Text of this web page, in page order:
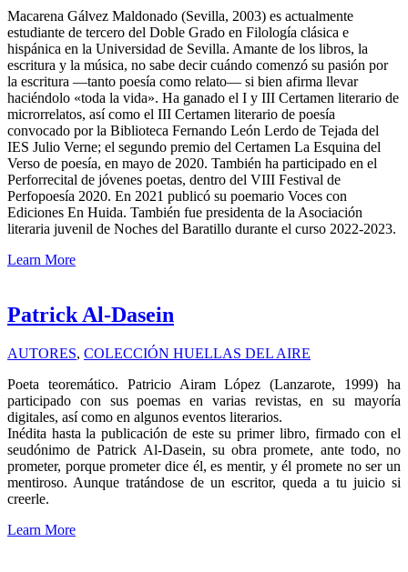
Macarena Gálvez Maldonado (Sevilla, 2003) es actualmente
estudiante de tercero del Doble Grado en Filología clásica e
hispánica en la Universidad de Sevilla. Amante de los libros, la
escritura y la música, no sabe decir cuándo comenzó su pasión por
la escritura —tanto poesía como relato— si bien afirma llevar
haciéndolo «toda la vida». Ha ganado el I y III Certamen literario de
microrrelatos, así como el III Certamen literario de poesía
convocado por la Biblioteca Fernando León Lerdo de Tejada del
IES Julio Verne; el segundo premio del Certamen La Esquina del
Verso de poesía, en mayo de 2020. También ha participado en el
Perforrecital de jóvenes poetas, dentro del VIII Festival de
Perfopoesía 2020. En 2021 publicó su poemario Voces con
Ediciones En Huida. También fue presidenta de la Asociación
literaria juvenil de Noches del Baratillo durante el curso 2022-2023.
Learn More
Patrick Al-Dasein
AUTORES, COLECCIÓN HUELLAS DEL AIRE
Poeta teoremático. Patricio Airam López (Lanzarote, 1999) ha
participado con sus poemas en varias revistas, en su mayoría
digitales, así como en algunos eventos literarios.
Inédita hasta la publicación de este su primer libro, firmado con el
seudónimo de Patrick Al-Dasein, su obra promete, ante todo, no
prometer, porque prometer dice él, es mentir, y él promete no ser un
mentiroso. Aunque tratándose de un escritor, queda a tu juicio si
creerle.
Learn More